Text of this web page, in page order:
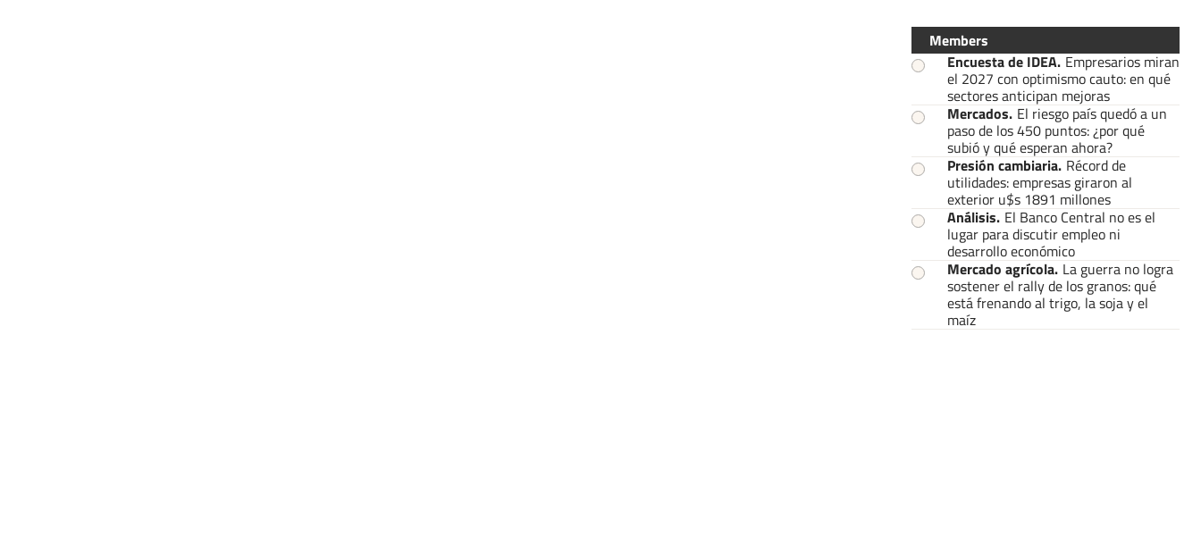
Members
Encuesta de IDEA. Empresarios miran
el 2027 con optimismo cauto: en qué
sectores anticipan mejoras
Mercados. El riesgo país quedó a un
paso de los 450 puntos: ¿por qué
subió y qué esperan ahora?
Presión cambiaria. Récord de
utilidades: empresas giraron al
exterior u$s 1891 millones
Análisis. El Banco Central no es el
lugar para discutir empleo ni
desarrollo económico
Mercado agrícola. La guerra no logra
sostener el rally de los granos: qué
está frenando al trigo, la soja y el
maíz